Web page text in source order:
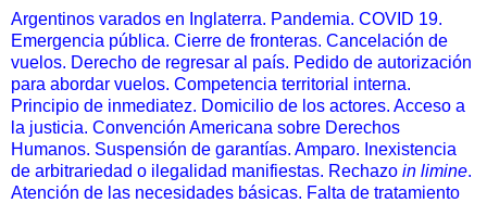
Argentinos varados en Inglaterra. Pandemia. COVID 19.
Emergencia pública. Cierre de fronteras. Cancelación de
vuelos. Derecho de regresar al país. Pedido de autorización
para abordar vuelos. Competencia territorial interna.
Principio de inmediatez. Domicilio de los actores. Acceso a
la justicia. Convención Americana sobre Derechos
Humanos. Suspensión de garantías. Amparo. Inexistencia
de arbitrariedad o ilegalidad manifiestas. Rechazo in limine.
Atención de las necesidades básicas. Falta de tratamiento